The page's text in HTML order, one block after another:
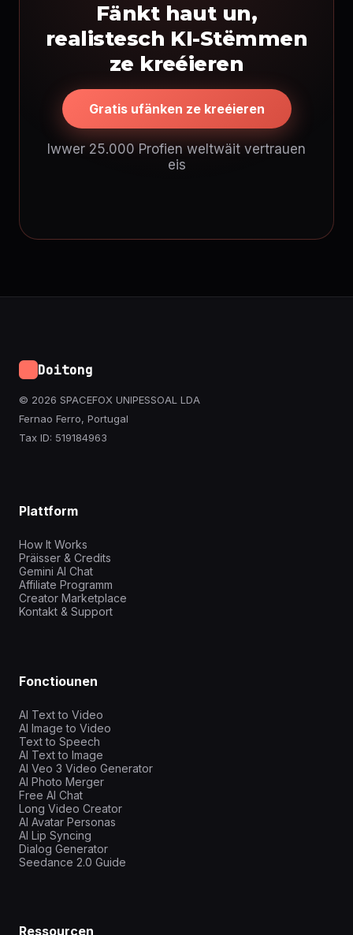
Fänkt haut un,
realistesch KI-Stëmmen
ze kreéieren
Gratis ufänken ze kreéieren
Iwwer 25.000 Profien weltwäit vertrauen
eis
Doitong
© 2026 SPACEFOX UNIPESSOAL LDA
Fernao Ferro, Portugal
Tax ID: 519184963
Plattform
How It Works
Präisser & Credits
Gemini AI Chat
Affiliate Programm
Creator Marketplace
Kontakt & Support
Fonctiounen
AI Text to Video
AI Image to Video
Text to Speech
AI Text to Image
AI Veo 3 Video Generator
AI Photo Merger
Free AI Chat
Long Video Creator
AI Avatar Personas
AI Lip Syncing
Dialog Generator
Seedance 2.0 Guide
Ressourcen